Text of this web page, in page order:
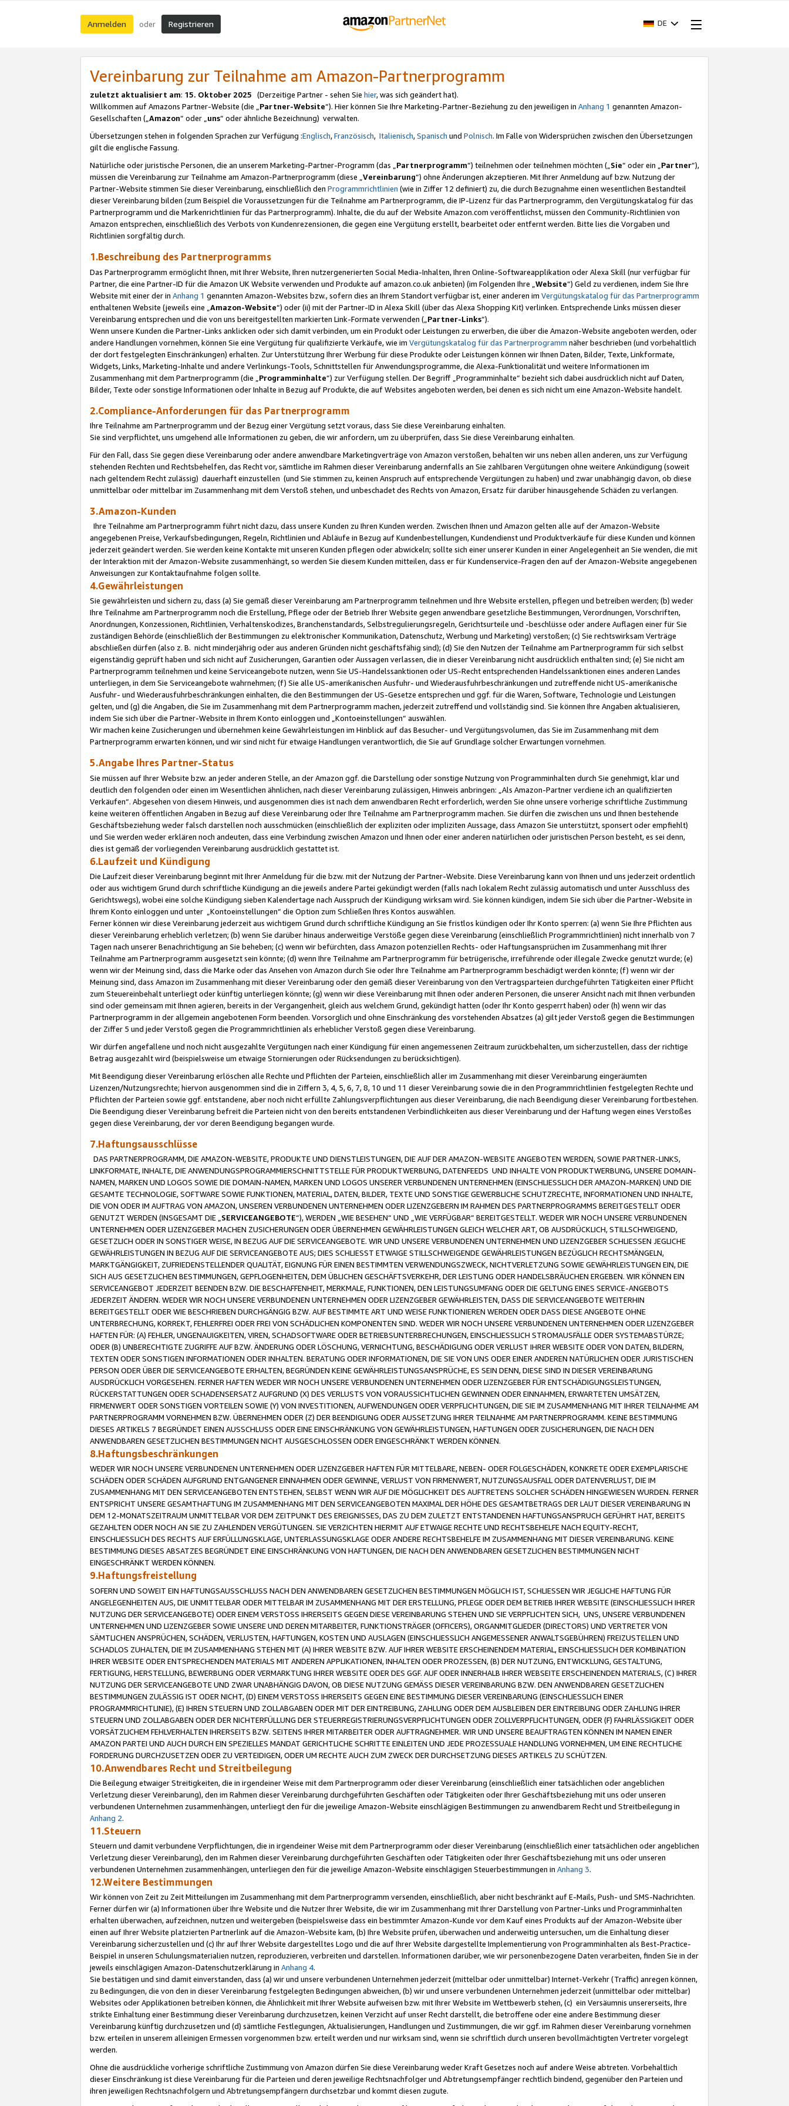
Anmelden oder Registrieren DE
Vereinbarung zur Teilnahme am Amazon-Partnerprogramm
zuletzt aktualisiert am: 15. Oktober 2025 (Derzeitige Partner - sehen Sie hier, was sich geändert hat).
Willkommen auf Amazons Partner-Website (die „Partner-Website“). Hier können Sie Ihre Marketing-Partner-Beziehung zu den jeweiligen in Anhang 1 genannten Amazon-
Gesellschaften („Amazon“ oder „uns“ oder ähnliche Bezeichnung) verwalten.
Übersetzungen stehen in folgenden Sprachen zur Verfügung :Englisch,Französisch, Italienisch,Spanisch und Polnisch. Im Falle von Widersprüchen zwischen den Übersetzungen
gilt die englische Fassung.
Natürliche oder juristische Personen, die an unserem Marketing-Partner-Programm (das „Partnerprogramm“) teilnehmen oder teilnehmen möchten („Sie“ oder ein „Partner“),
müssen die Vereinbarung zur Teilnahme am Amazon-Partnerprogramm (diese „Vereinbarung“) ohne Änderungen akzeptieren. Mit Ihrer Anmeldung auf bzw. Nutzung der
Partner-Website stimmen Sie dieser Vereinbarung, einschließlich den Programmrichtlinien (wie in Ziffer 12 definiert) zu, die durch Bezugnahme einen wesentlichen Bestandteil
dieser Vereinbarung bilden (zum Beispiel die Voraussetzungen für die Teilnahme am Partnerprogramm, die IP-Lizenz für das Partnerprogramm, den Vergütungskatalog für das
Partnerprogramm und die Markenrichtlinien für das Partnerprogramm). Inhalte, die du auf der Website Amazon.com veröffentlichst, müssen den Community-Richtlinien von
Amazon entsprechen, einschließlich des Verbots von Kundenrezensionen, die gegen eine Vergütung erstellt, bearbeitet oder entfernt werden. Bitte lies die Vorgaben und
Richtlinien sorgfältig durch.
1.Beschreibung des Partnerprogramms
Das Partnerprogramm ermöglicht Ihnen, mit Ihrer Website, Ihren nutzergenerierten Social Media-Inhalten, Ihren Online-Softwareapplikation oder Alexa Skill (nur verfügbar für
Partner, die eine Partner-ID für die Amazon UK Website verwenden und Produkte auf amazon.co.uk anbieten) (im Folgenden Ihre „ Website“) Geld zu verdienen, indem Sie Ihre
Website mit einer der in Anhang 1 genannten Amazon-Websites bzw., sofern dies an Ihrem Standort verfügbar ist, einer anderen im Vergütungskatalog für das Partnerprogramm
enthaltenen Website (jeweils eine „ Amazon-Website“) oder (ii) mit der Partner-ID in Alexa Skill (über das Alexa Shopping Kit) verlinken. Entsprechende Links müssen dieser
Vereinbarung entsprechen und die von uns bereitgestellten markierten Link-Formate verwenden („ Partner-Links“).
Wenn unsere Kunden die Partner-Links anklicken oder sich damit verbinden, um ein Produkt oder Leistungen zu erwerben, die über die Amazon-Website angeboten werden, oder
andere Handlungen vornehmen, können Sie eine Vergütung für qualifizierte Verkäufe, wie im Vergütungskatalog für das Partnerprogramm näher beschrieben (und vorbehaltlich
der dort festgelegten Einschränkungen) erhalten. Zur Unterstützung Ihrer Werbung für diese Produkte oder Leistungen können wir Ihnen Daten, Bilder, Texte, Linkformate,
Widgets, Links, Marketing-Inhalte und andere Verlinkungs-Tools, Schnittstellen für Anwendungsprogramme, die Alexa-Funktionalität und weitere Informationen im
Zusammenhang mit dem Partnerprogramm (die „ Programminhalte“) zur Verfügung stellen. Der Begriff „Programminhalte“ bezieht sich dabei ausdrücklich nicht auf Daten,
Bilder, Texte oder sonstige Informationen oder Inhalte in Bezug auf Produkte, die auf Websites angeboten werden, bei denen es sich nicht um eine Amazon-Website handelt.
2.Compliance-Anforderungen für das Partnerprogramm
Ihre Teilnahme am Partnerprogramm und der Bezug einer Vergütung setzt voraus, dass Sie diese Vereinbarung einhalten.
Sie sind verpflichtet, uns umgehend alle Informationen zu geben, die wir anfordern, um zu überprüfen, dass Sie diese Vereinbarung einhalten.
Für den Fall, dass Sie gegen diese Vereinbarung oder andere anwendbare Marketingverträge von Amazon verstoßen, behalten wir uns neben allen anderen, uns zur Verfügung
stehenden Rechten und Rechtsbehelfen, das Recht vor, sämtliche im Rahmen dieser Vereinbarung andernfalls an Sie zahlbaren Vergütungen ohne weitere Ankündigung (soweit
nach geltendem Recht zulässig) dauerhaft einzustellen (und Sie stimmen zu, keinen Anspruch auf entsprechende Vergütungen zu haben) und zwar unabhängig davon, ob diese
unmittelbar oder mittelbar im Zusammenhang mit dem Verstoß stehen, und unbeschadet des Rechts von Amazon, Ersatz für darüber hinausgehende Schäden zu verlangen.
3.Amazon-Kunden
Ihre Teilnahme am Partnerprogramm führt nicht dazu, dass unsere Kunden zu Ihren Kunden werden. Zwischen Ihnen und Amazon gelten alle auf der Amazon-Website
angegebenen Preise, Verkaufsbedingungen, Regeln, Richtlinien und Abläufe in Bezug auf Kundenbestellungen, Kundendienst und Produktverkäufe für diese Kunden und können
jederzeit geändert werden. Sie werden keine Kontakte mit unseren Kunden pflegen oder abwickeln; sollte sich einer unserer Kunden in einer Angelegenheit an Sie wenden, die mit
der Interaktion mit der Amazon-Website zusammenhängt, so werden Sie diesem Kunden mitteilen, dass er für Kundenservice-Fragen den auf der Amazon-Website angegebenen
Anweisungen zur Kontaktaufnahme folgen sollte.
4.Gewährleistungen
Sie gewährleisten und sichern zu, dass (a) Sie gemäß dieser Vereinbarung am Partnerprogramm teilnehmen und Ihre Website erstellen, pflegen und betreiben werden; (b) weder
Ihre Teilnahme am Partnerprogramm noch die Erstellung, Pflege oder der Betrieb Ihrer Website gegen anwendbare gesetzliche Bestimmungen, Verordnungen, Vorschriften,
Anordnungen, Konzessionen, Richtlinien, Verhaltenskodizes, Branchenstandards, Selbstregulierungsregeln, Gerichtsurteile und -beschlüsse oder andere Auflagen einer für Sie
zuständigen Behörde (einschließlich der Bestimmungen zu elektronischer Kommunikation, Datenschutz, Werbung und Marketing) verstoßen; (c) Sie rechtswirksam Verträge
abschließen dürfen (also z. B. nicht minderjährig oder aus anderen Gründen nicht geschäftsfähig sind); (d) Sie den Nutzen der Teilnahme am Partnerprogramm für sich selbst
eigenständig geprüft haben und sich nicht auf Zusicherungen, Garantien oder Aussagen verlassen, die in dieser Vereinbarung nicht ausdrücklich enthalten sind; (e) Sie nicht am
Partnerprogramm teilnehmen und keine Serviceangebote nutzen, wenn Sie US-Handelssanktionen oder US-Recht entsprechenden Handelssanktionen eines anderen Landes
unterliegen, in dem Sie Serviceangebote wahrnehmen; (f) Sie alle US-amerikanischen Ausfuhr- und Wiederausfuhrbeschränkungen und zutreffende nicht US-amerikanische
Ausfuhr- und Wiederausfuhrbeschränkungen einhalten, die den Bestimmungen der US-Gesetze entsprechen und ggf. für die Waren, Software, Technologie und Leistungen
gelten, und (g) die Angaben, die Sie im Zusammenhang mit dem Partnerprogramm machen, jederzeit zutreffend und vollständig sind. Sie können Ihre Angaben aktualisieren,
indem Sie sich über die Partner-Website in Ihrem Konto einloggen und „Kontoeinstellungen“ auswählen.
Wir machen keine Zusicherungen und übernehmen keine Gewährleistungen im Hinblick auf das Besucher- und Vergütungsvolumen, das Sie im Zusammenhang mit dem
Partnerprogramm erwarten können, und wir sind nicht für etwaige Handlungen verantwortlich, die Sie auf Grundlage solcher Erwartungen vornehmen.
5.Angabe Ihres Partner-Status
Sie müssen auf Ihrer Website bzw. an jeder anderen Stelle, an der Amazon ggf. die Darstellung oder sonstige Nutzung von Programminhalten durch Sie genehmigt, klar und
deutlich den folgenden oder einen im Wesentlichen ähnlichen, nach dieser Vereinbarung zulässigen, Hinweis anbringen: „Als Amazon-Partner verdiene ich an qualifizierten
Verkäufen“. Abgesehen von diesem Hinweis, und ausgenommen dies ist nach dem anwendbaren Recht erforderlich, werden Sie ohne unsere vorherige schriftliche Zustimmung
keine weiteren öffentlichen Angaben in Bezug auf diese Vereinbarung oder Ihre Teilnahme am Partnerprogramm machen. Sie dürfen die zwischen uns und Ihnen bestehende
Geschäftsbeziehung weder falsch darstellen noch ausschmücken (einschließlich der expliziten oder impliziten Aussage, dass Amazon Sie unterstützt, sponsert oder empfiehlt)
und Sie werden weder erklären noch andeuten, dass eine Verbindung zwischen Amazon und Ihnen oder einer anderen natürlichen oder juristischen Person besteht, es sei denn,
dies ist gemäß der vorliegenden Vereinbarung ausdrücklich gestattet ist.
6.Laufzeit und Kündigung
Die Laufzeit dieser Vereinbarung beginnt mit Ihrer Anmeldung für die bzw. mit der Nutzung der Partner-Website. Diese Vereinbarung kann von Ihnen und uns jederzeit ordentlich
oder aus wichtigem Grund durch schriftliche Kündigung an die jeweils andere Partei gekündigt werden (falls nach lokalem Recht zulässig automatisch und unter Ausschluss des
Gerichtswegs), wobei eine solche Kündigung sieben Kalendertage nach Ausspruch der Kündigung wirksam wird. Sie können kündigen, indem Sie sich über die Partner-Website in
Ihrem Konto einloggen und unter „Kontoeinstellungen“ die Option zum Schließen Ihres Kontos auswählen.
Ferner können wir diese Vereinbarung jederzeit aus wichtigem Grund durch schriftliche Kündigung an Sie fristlos kündigen oder Ihr Konto sperren: (a) wenn Sie Ihre Pflichten aus
dieser Vereinbarung erheblich verletzen; (b) wenn Sie darüber hinaus anderweitige Verstöße gegen diese Vereinbarung (einschließlich Programmrichtlinien) nicht innerhalb von 7
Tagen nach unserer Benachrichtigung an Sie beheben; (c) wenn wir befürchten, dass Amazon potenziellen Rechts- oder Haftungsansprüchen im Zusammenhang mit Ihrer
Teilnahme am Partnerprogramm ausgesetzt sein könnte; (d) wenn Ihre Teilnahme am Partnerprogramm für betrügerische, irreführende oder illegale Zwecke genutzt wurde; (e)
wenn wir der Meinung sind, dass die Marke oder das Ansehen von Amazon durch Sie oder Ihre Teilnahme am Partnerprogramm beschädigt werden könnte; (f) wenn wir der
Meinung sind, dass Amazon im Zusammenhang mit dieser Vereinbarung oder den gemäß dieser Vereinbarung von den Vertragsparteien durchgeführten Tätigkeiten einer Pflicht
zum Steuereinbehalt unterliegt oder künftig unterliegen könnte; (g) wenn wir diese Vereinbarung mit Ihnen oder anderen Personen, die unserer Ansicht nach mit Ihnen verbunden
sind oder gemeinsam mit Ihnen agieren, bereits in der Vergangenheit, gleich aus welchem Grund, gekündigt hatten (oder Ihr Konto gesperrt haben) oder (h) wenn wir das
Partnerprogramm in der allgemein angebotenen Form beenden. Vorsorglich und ohne Einschränkung des vorstehenden Absatzes (a) gilt jeder Verstoß gegen die Bestimmungen
der Ziffer 5 und jeder Verstoß gegen die Programmrichtlinien als erheblicher Verstoß gegen diese Vereinbarung.
Wir dürfen angefallene und noch nicht ausgezahlte Vergütungen nach einer Kündigung für einen angemessenen Zeitraum zurückbehalten, um sicherzustellen, dass der richtige
Betrag ausgezahlt wird (beispielsweise um etwaige Stornierungen oder Rücksendungen zu berücksichtigen).
Mit Beendigung dieser Vereinbarung erlöschen alle Rechte und Pflichten der Parteien, einschließlich aller im Zusammenhang mit dieser Vereinbarung eingeräumten
Lizenzen/Nutzungsrechte; hiervon ausgenommen sind die in Ziffern 3, 4, 5, 6, 7, 8, 10 und 11 dieser Vereinbarung sowie die in den Programmrichtlinien festgelegten Rechte und
Pflichten der Parteien sowie ggf. entstandene, aber noch nicht erfüllte Zahlungsverpflichtungen aus dieser Vereinbarung, die nach Beendigung dieser Vereinbarung fortbestehen.
Die Beendigung dieser Vereinbarung befreit die Parteien nicht von den bereits entstandenen Verbindlichkeiten aus dieser Vereinbarung und der Haftung wegen eines Verstoßes
gegen diese Vereinbarung, der vor deren Beendigung begangen wurde.
7.Haftungsausschlüsse
DAS PARTNERPROGRAMM, DIE AMAZON-WEBSITE, PRODUKTE UND DIENSTLEISTUNGEN, DIE AUF DER AMAZON-WEBSITE ANGEBOTEN WERDEN, SOWIE PARTNER-LINKS,
LINKFORMATE, INHALTE, DIE ANWENDUNGSPROGRAMMIERSCHNITTSTELLE FÜR PRODUKTWERBUNG, DATENFEEDS UND INHALTE VON PRODUKTWERBUNG, UNSERE DOMAIN-
NAMEN, MARKEN UND LOGOS SOWIE DIE DOMAIN-NAMEN, MARKEN UND LOGOS UNSERER VERBUNDENEN UNTERNEHMEN (EINSCHLIESSLICH DER AMAZON-MARKEN) UND DIE
GESAMTE TECHNOLOGIE, SOFTWARE SOWIE FUNKTIONEN, MATERIAL, DATEN, BILDER, TEXTE UND SONSTIGE GEWERBLICHE SCHUTZRECHTE, INFORMATIONEN UND INHALTE,
DIE VON ODER IM AUFTRAG VON AMAZON, UNSEREN VERBUNDENEN UNTERNEHMEN ODER LIZENZGEBERN IM RAHMEN DES PARTNERPROGRAMMS BEREITGESTELLT ODER
GENUTZT WERDEN (INSGESAMT DIE „ SERVICEANGEBOTE“), WERDEN „WIE BESEHEN“ UND „WIE VERFÜGBAR“ BEREITGESTELLT. WEDER WIR NOCH UNSERE VERBUNDENEN
UNTERNEHMEN ODER LIZENZGEBER MACHEN ZUSICHERUNGEN ODER ÜBERNEHMEN GEWÄHRLEISTUNGEN GLEICH WELCHER ART, OB AUSDRÜCKLICH, STILLSCHWEIGEND,
GESETZLICH ODER IN SONSTIGER WEISE, IN BEZUG AUF DIE SERVICEANGEBOTE. WIR UND UNSERE VERBUNDENEN UNTERNEHMEN UND LIZENZGEBER SCHLIESSEN JEGLICHE
GEWÄHRLEISTUNGEN IN BEZUG AUF DIE SERVICEANGEBOTE AUS; DIES SCHLIESST ETWAIGE STILLSCHWEIGENDE GEWÄHRLEISTUNGEN BEZÜGLICH RECHTSMÄNGELN,
MARKTGÄNGIGKEIT, ZUFRIEDENSTELLENDER QUALITÄT, EIGNUNG FÜR EINEN BESTIMMTEN VERWENDUNGSZWECK, NICHTVERLETZUNG SOWIE GEWÄHRLEISTUNGEN EIN, DIE
SICH AUS GESETZLICHEN BESTIMMUNGEN, GEPFLOGENHEITEN, DEM ÜBLICHEN GESCHÄFTSVERKEHR, DER LEISTUNG ODER HANDELSBRÄUCHEN ERGEBEN. WIR KÖNNEN EIN
SERVICEANGEBOT JEDERZEIT BEENDEN BZW. DIE BESCHAFFENHEIT, MERKMALE, FUNKTIONEN, DEN LEISTUNGSUMFANG ODER DIE GELTUNG EINES SERVICE-ANGEBOTS
JEDERZEIT ÄNDERN. WEDER WIR NOCH UNSERE VERBUNDENEN UNTERNEHMEN ODER LIZENZGEBER GEWÄHRLEISTEN, DASS DIE SERVICEANGEBOTE WEITERHIN
BEREITGESTELLT ODER WIE BESCHRIEBEN DURCHGÄNGIG BZW. AUF BESTIMMTE ART UND WEISE FUNKTIONIEREN WERDEN ODER DASS DIESE ANGEBOTE OHNE
UNTERBRECHUNG, KORREKT, FEHLERFREI ODER FREI VON SCHÄDLICHEN KOMPONENTEN SIND. WEDER WIR NOCH UNSERE VERBUNDENEN UNTERNEHMEN ODER LIZENZGEBER
HAFTEN FÜR: (A) FEHLER, UNGENAUIGKEITEN, VIREN, SCHADSOFTWARE ODER BETRIEBSUNTERBRECHUNGEN, EINSCHLIESSLICH STROMAUSFÄLLE ODER SYSTEMABSTÜRZE;
ODER (B) UNBERECHTIGTE ZUGRIFFE AUF BZW. ÄNDERUNG ODER LÖSCHUNG, VERNICHTUNG, BESCHÄDIGUNG ODER VERLUST IHRER WEBSITE ODER VON DATEN, BILDERN,
TEXTEN ODER SONSTIGEN INFORMATIONEN ODER INHALTEN. BERATUNG ODER INFORMATIONEN, DIE SIE VON UNS ODER EINER ANDEREN NATÜRLICHEN ODER JURISTISCHEN
PERSON ODER ÜBER DIE SERVICEANGEBOTE ERHALTEN, BEGRÜNDEN KEINE GEWÄHRLEISTUNGSANSPRÜCHE, ES SEIN DENN, DIESE SIND IN DIESER VEREINBARUNG
AUSDRÜCKLICH VORGESEHEN. FERNER HAFTEN WEDER WIR NOCH UNSERE VERBUNDENEN UNTERNEHMEN ODER LIZENZGEBER FÜR ENTSCHÄDIGUNGSLEISTUNGEN,
RÜCKERSTATTUNGEN ODER SCHADENSERSATZ AUFGRUND (X) DES VERLUSTS VON VORAUSSICHTLICHEN GEWINNEN ODER EINNAHMEN, ERWARTETEN UMSÄTZEN,
FIRMENWERT ODER SONSTIGEN VORTEILEN SOWIE (Y) VON INVESTITIONEN, AUFWENDUNGEN ODER VERPFLICHTUNGEN, DIE SIE IM ZUSAMMENHANG MIT IHRER TEILNAHME AM
PARTNERPROGRAMM VORNEHMEN BZW. ÜBERNEHMEN ODER (Z) DER BEENDIGUNG ODER AUSSETZUNG IHRER TEILNAHME AM PARTNERPROGRAMM. KEINE BESTIMMUNG
DIESES ARTIKELS 7 BEGRÜNDET EINEN AUSSCHLUSS ODER EINE EINSCHRÄNKUNG VON GEWÄHRLEISTUNGEN, HAFTUNGEN ODER ZUSICHERUNGEN, DIE NACH DEN
ANWENDBAREN GESETZLICHEN BESTIMMUNGEN NICHT AUSGESCHLOSSEN ODER EINGESCHRÄNKT WERDEN KÖNNEN.
8.Haftungsbeschränkungen
WEDER WIR NOCH UNSERE VERBUNDENEN UNTERNEHMEN ODER LIZENZGEBER HAFTEN FÜR MITTELBARE, NEBEN- ODER FOLGESCHÄDEN, KONKRETE ODER EXEMPLARISCHE
SCHÄDEN ODER SCHÄDEN AUFGRUND ENTGANGENER EINNAHMEN ODER GEWINNE, VERLUST VON FIRMENWERT, NUTZUNGSAUSFALL ODER DATENVERLUST, DIE IM
ZUSAMMENHANG MIT DEN SERVICEANGEBOTEN ENTSTEHEN, SELBST WENN WIR AUF DIE MÖGLICHKEIT DES AUFTRETENS SOLCHER SCHÄDEN HINGEWIESEN WURDEN. FERNER
ENTSPRICHT UNSERE GESAMTHAFTUNG IM ZUSAMMENHANG MIT DEN SERVICEANGEBOTEN MAXIMAL DER HÖHE DES GESAMTBETRAGS DER LAUT DIESER VEREINBARUNG IN
DEM 12-MONATSZEITRAUM UNMITTELBAR VOR DEM ZEITPUNKT DES EREIGNISSES, DAS ZU DEM ZULETZT ENTSTANDENEN HAFTUNGSANSPRUCH GEFÜHRT HAT, BEREITS
GEZAHLTEN ODER NOCH AN SIE ZU ZAHLENDEN VERGÜTUNGEN. SIE VERZICHTEN HIERMIT AUF ETWAIGE RECHTE UND RECHTSBEHELFE NACH EQUITY-RECHT,
EINSCHLIESSLICH DES RECHTS AUF ERFÜLLUNGSKLAGE, UNTERLASSUNGSKLAGE ODER ANDERE RECHTSBEHELFE IM ZUSAMMENHANG MIT DIESER VEREINBARUNG. KEINE
BESTIMMUNG DIESES ABSATZES BEGRÜNDET EINE EINSCHRÄNKUNG VON HAFTUNGEN, DIE NACH DEN ANWENDBAREN GESETZLICHEN BESTIMMUNGEN NICHT
EINGESCHRÄNKT WERDEN KÖNNEN.
9.Haftungsfreistellung
SOFERN UND SOWEIT EIN HAFTUNGSAUSSCHLUSS NACH DEN ANWENDBAREN GESETZLICHEN BESTIMMUNGEN MÖGLICH IST, SCHLIESSEN WIR JEGLICHE HAFTUNG FÜR
ANGELEGENHEITEN AUS, DIE UNMITTELBAR ODER MITTELBAR IM ZUSAMMENHANG MIT DER ERSTELLUNG, PFLEGE ODER DEM BETRIEB IHRER WEBSITE (EINSCHLIESSLICH IHRER
NUTZUNG DER SERVICEANGEBOTE) ODER EINEM VERSTOSS IHRERSEITS GEGEN DIESE VEREINBARUNG STEHEN UND SIE VERPFLICHTEN SICH, UNS, UNSERE VERBUNDENEN
UNTERNEHMEN UND LIZENZGEBER SOWIE UNSERE UND DEREN MITARBEITER, FUNKTIONSTRÄGER (OFFICERS), ORGANMITGLIEDER (DIRECTORS) UND VERTRETER VON
SÄMTLICHEN ANSPRÜCHEN, SCHÄDEN, VERLUSTEN, HAFTUNGEN, KOSTEN UND AUSLAGEN (EINSCHLIESSLICH ANGEMESSENER ANWALTSGEBÜHREN) FREIZUSTELLEN UND
SCHADLOS ZUHALTEN, DIE IM ZUSAMMENHANG STEHEN MIT (A) IHRER WEBSITE BZW. AUF IHRER WEBSITE ERSCHEINENDEM MATERIAL, EINSCHLIESSLICH DER KOMBINATION
IHRER WEBSITE ODER ENTSPRECHENDEN MATERIALS MIT ANDEREN APPLIKATIONEN, INHALTEN ODER PROZESSEN, (B) DER NUTZUNG, ENTWICKLUNG, GESTALTUNG,
FERTIGUNG, HERSTELLUNG, BEWERBUNG ODER VERMARKTUNG IHRER WEBSITE ODER DES GGF. AUF ODER INNERHALB IHRER WEBSEITE ERSCHEINENDEN MATERIALS, (C) IHRER
NUTZUNG DER SERVICEANGEBOTE UND ZWAR UNABHÄNGIG DAVON, OB DIESE NUTZUNG GEMÄSS DIESER VEREINBARUNG BZW. DEN ANWENDBAREN GESETZLICHEN
BESTIMMUNGEN ZULÄSSIG IST ODER NICHT, (D) EINEM VERSTOSS IHRERSEITS GEGEN EINE BESTIMMUNG DIESER VEREINBARUNG (EINSCHLIESSLICH EINER
PROGRAMMRICHTLINIE), (E) IHREN STEUERN UND ZOLLABGABEN ODER MIT DER EINTREIBUNG, ZAHLUNG ODER DEM AUSBLEIBEN DER EINTREIBUNG ODER ZAHLUNG IHRER
STEUERN UND ZOLLABGABEN ODER DER NICHTERFÜLLUNG DER STEUERREGISTRIERUNGSVERPFLICHTUNGEN ODER ZOLLVERPFLICHTUNGEN, ODER (F) FAHRLÄSSIGKEIT ODER
VORSÄTZLICHEM FEHLVERHALTEN IHRERSEITS BZW. SEITENS IHRER MITARBEITER ODER AUFTRAGNEHMER. WIR UND UNSERE BEAUFTRAGTEN KÖNNEN IM NAMEN EINER
AMAZON PARTEI UND AUCH DURCH EIN SPEZIELLES MANDAT GERICHTLICHE SCHRITTE EINLEITEN UND JEDE PROZESSUALE HANDLUNG VORNEHMEN, UM EINE RECHTLICHE
FORDERUNG DURCHZUSETZEN ODER ZU VERTEIDIGEN, ODER UM RECHTE AUCH ZUM ZWECK DER DURCHSETZUNG DIESES ARTIKELS ZU SCHÜTZEN.
10.Anwendbares Recht und Streitbeilegung
Die Beilegung etwaiger Streitigkeiten, die in irgendeiner Weise mit dem Partnerprogramm oder dieser Vereinbarung (einschließlich einer tatsächlichen oder angeblichen
Verletzung dieser Vereinbarung), den im Rahmen dieser Vereinbarung durchgeführten Geschäften oder Tätigkeiten oder Ihrer Geschäftsbeziehung mit uns oder unseren
verbundenen Unternehmen zusammenhängen, unterliegt den für die jeweilige Amazon-Website einschlägigen Bestimmungen zu anwendbarem Recht und Streitbeilegung in
Anhang 2.
11.Steuern
Steuern und damit verbundene Verpflichtungen, die in irgendeiner Weise mit dem Partnerprogramm oder dieser Vereinbarung (einschließlich einer tatsächlichen oder angeblichen
Verletzung dieser Vereinbarung), den im Rahmen dieser Vereinbarung durchgeführten Geschäften oder Tätigkeiten oder Ihrer Geschäftsbeziehung mit uns oder unseren
verbundenen Unternehmen zusammenhängen, unterliegen den für die jeweilige Amazon-Website einschlägigen Steuerbestimmungen in Anhang 3.
12.Weitere Bestimmungen
Wir können von Zeit zu Zeit Mitteilungen im Zusammenhang mit dem Partnerprogramm versenden, einschließlich, aber nicht beschränkt auf E-Mails, Push- und SMS-Nachrichten.
Ferner dürfen wir (a) Informationen über Ihre Website und die Nutzer Ihrer Website, die wir im Zusammenhang mit Ihrer Darstellung von Partner-Links und Programminhalten
erhalten überwachen, aufzeichnen, nutzen und weitergeben (beispielsweise dass ein bestimmter Amazon-Kunde vor dem Kauf eines Produkts auf der Amazon-Website über
einen auf Ihrer Website platzierten Partnerlink auf die Amazon-Website kam, (b) Ihre Website prüfen, überwachen und anderweitig untersuchen, um die Einhaltung dieser
Vereinbarung sicherzustellen und (c) Ihr auf Ihrer Website dargestelltes Logo und die auf Ihrer Website dargestellte Implementierung von Programminhalten als Best-Practice-
Beispiel in unseren Schulungsmaterialien nutzen, reproduzieren, verbreiten und darstellen. Informationen darüber, wie wir personenbezogene Daten verarbeiten, finden Sie in der
jeweils einschlägigen Amazon-Datenschutzerklärung in Anhang 4.
Sie bestätigen und sind damit einverstanden, dass (a) wir und unsere verbundenen Unternehmen jederzeit (mittelbar oder unmittelbar) Internet-Verkehr (Traffic) anregen können,
zu Bedingungen, die von den in dieser Vereinbarung festgelegten Bedingungen abweichen, (b) wir und unsere verbundenen Unternehmen jederzeit (unmittelbar oder mittelbar)
Websites oder Applikationen betreiben können, die Ähnlichkeit mit Ihrer Website aufweisen bzw. mit Ihrer Website im Wettbewerb stehen, (c) ein Versäumnis unsererseits, Ihre
strikte Einhaltung einer Bestimmung dieser Vereinbarung durchzusetzen, keinen Verzicht auf unser Recht darstellt, die betroffene oder eine andere Bestimmung dieser
Vereinbarung künftig durchzusetzen und (d) sämtliche Festlegungen, Aktualisierungen, Handlungen und Zustimmungen, die wir ggf. im Rahmen dieser Vereinbarung vornehmen
bzw. erteilen in unserem alleinigen Ermessen vorgenommen bzw. erteilt werden und nur wirksam sind, wenn sie schriftlich durch unseren bevollmächtigten Vertreter vorgelegt
werden.
Ohne die ausdrückliche vorherige schriftliche Zustimmung von Amazon dürfen Sie diese Vereinbarung weder Kraft Gesetzes noch auf andere Weise abtreten. Vorbehaltlich
dieser Einschränkung ist diese Vereinbarung für die Parteien und deren jeweilige Rechtsnachfolger und Abtretungsempfänger rechtlich bindend, gegenüber den Parteien und
ihren jeweiligen Rechtsnachfolgern und Abtretungsempfängern durchsetzbar und kommt diesen zugute.